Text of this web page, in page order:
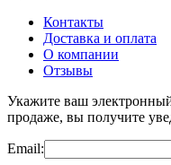
Контакты
Доставка и оплата
О компании
Отзывы
Укажите ваш
продаже, вы получите
Email: